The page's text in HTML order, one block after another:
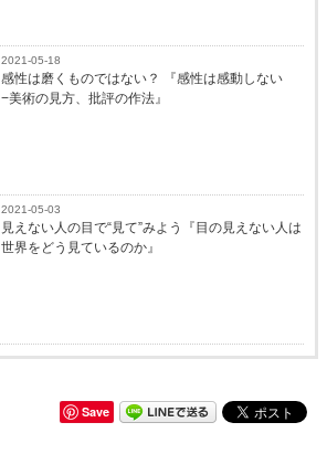
2021-05-18
感性は磨くものではない？ 『感性は感動しない
−美術の見方、批評の作法』
2021-05-03
見えない人の目で“見て”みよう『目の見えない人は
世界をどう見ているのか』
Save